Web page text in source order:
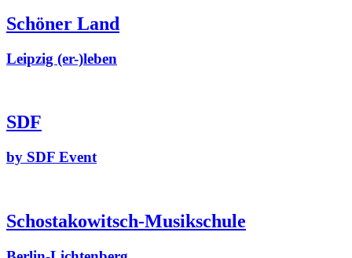
Schöner Land
Leipzig (er-)leben
SDF
by SDF Event
Schostakowitsch-Musikschule